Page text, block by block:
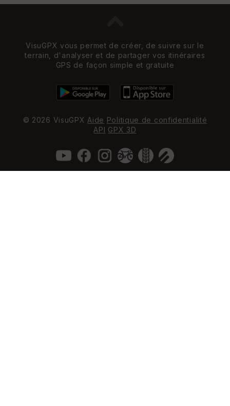
VisuGPX vous permet de créer, de suivre sur le
terrain, d'analyser et de partager vos itinéraires
GPS de façon simple et gratuite
© 2026 VisuGPX Aide Politique de confidentialité
API GPX 3D